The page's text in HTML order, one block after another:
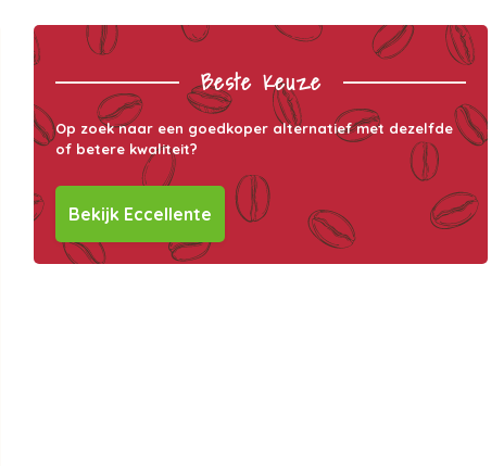
Beste Keuze
Op zoek naar een goedkoper alternatief met dezelfde
of betere kwaliteit?
Bekijk Eccellente